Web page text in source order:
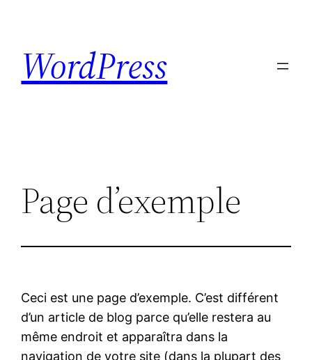
content
WordPress
Page d’exemple
Ceci est une page d’exemple. C’est différent
d’un article de blog parce qu’elle restera au
même endroit et apparaîtra dans la
navigation de votre site (dans la plupart des